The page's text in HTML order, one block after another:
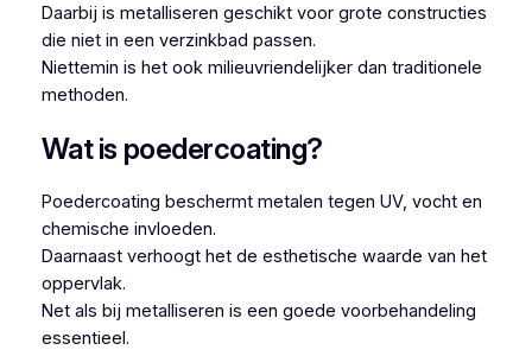
Daarbij is metalliseren geschikt voor grote constructies
die niet in een verzinkbad passen.
Niettemin is het ook milieuvriendelijker dan traditionele
methoden.
Wat is poedercoating?
Poedercoating beschermt metalen tegen UV, vocht en
chemische invloeden.
Daarnaast verhoogt het de esthetische waarde van het
oppervlak.
Net als bij metalliseren is een goede voorbehandeling
essentieel.